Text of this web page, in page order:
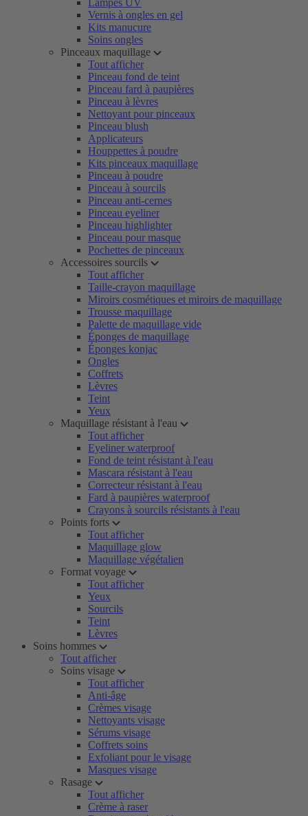
Lampes UV
Vernis à ongles en gel
Kits manucure
Soins ongles
Pinceaux maquillage
Tout afficher
Pinceau fond de teint
Pinceau fard à paupières
Pinceau à lèvres
Nettoyant pour pinceaux
Pinceau blush
Applicateurs
Houppettes à poudre
Kits pinceaux maquillage
Pinceau à poudre
Pinceau à sourcils
Pinceau anti-cernes
Pinceau eyeliner
Pinceau highlighter
Pinceau pour masque
Pochettes de pinceaux
Accessoires sourcils
Tout afficher
Taille-crayon maquillage
Miroirs cosmétiques et miroirs de maquillage
Trousse maquillage
Palette de maquillage vide
Éponges de maquillage
Éponges konjac
Ongles
Coffrets
Lèvres
Teint
Yeux
Maquillage résistant à l'eau
Tout afficher
Eyeliner waterproof
Fond de teint résistant à l'eau
Mascara résistant à l'eau
Correcteur résistant à l'eau
Fard à paupières waterproof
Crayons à sourcils résistants à l'eau
Points forts
Tout afficher
Maquillage glow
Maquillage végétalien
Format voyage
Tout afficher
Yeux
Sourcils
Teint
Lèvres
Soins hommes
Tout afficher
Soins visage
Tout afficher
Anti-âge
Crèmes visage
Nettoyants visage
Sérums visage
Coffrets soins
Exfoliant pour le visage
Masques visage
Rasage
Tout afficher
Crème à raser